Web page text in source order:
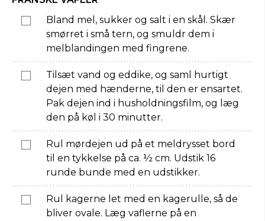
Bland mel, sukker og salt i en skål. Skær
smørret i små tern, og smuldr dem i
melblandingen med fingrene.
Tilsæt vand og eddike, og saml hurtigt
dejen med hænderne, til den er ensartet.
Pak dejen ind i husholdningsfilm, og læg
den på køl i 30 minutter.
Rul mørdejen ud på et meldrysset bord
til en tykkelse på ca. ½ cm. Udstik 16
runde bunde med en udstikker.
Rul kagerne let med en kagerulle, så de
bliver ovale. Læg vaflerne på en